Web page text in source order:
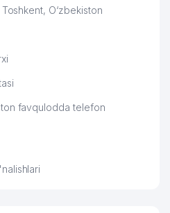
O‘zbekiston
favqulodda telefon